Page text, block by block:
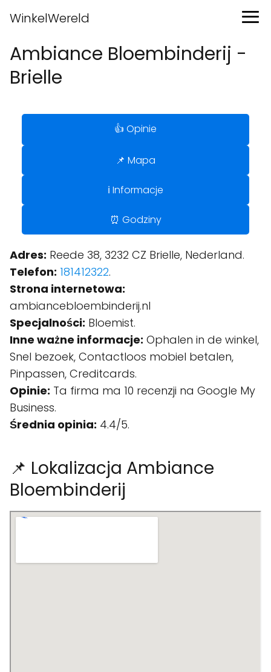
WinkelWereld
Ambiance Bloembinderij -
Brielle
👍 Opinie
📌 Mapa
ℹ️ Informacje
⏰ Godziny
Adres: Reede 38, 3232 CZ Brielle, Nederland.
Telefon: 181412322.
Strona internetowa:
ambiancebloembinderij.nl
Specjalności: Bloemist.
Inne ważne informacje: Ophalen in de winkel,
Snel bezoek, Contactloos mobiel betalen,
Pinpassen, Creditcards.
Opinie: Ta firma ma 10 recenzji na Google My
Business.
Średnia opinia: 4.4/5.
📌 Lokalizacja Ambiance
Bloembinderij